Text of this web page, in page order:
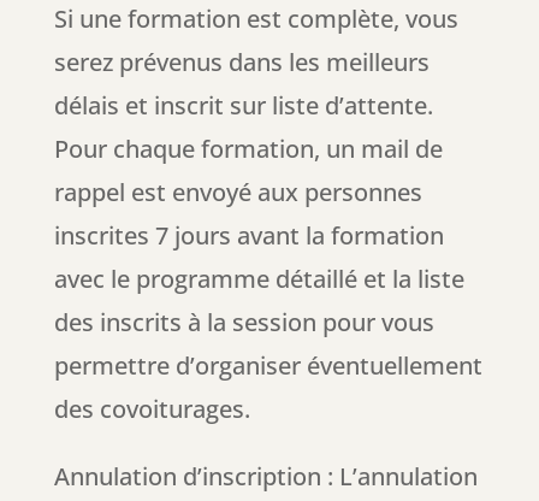
Si une formation est complète, vous
serez prévenus dans les meilleurs
délais et inscrit sur liste d’attente.
Pour chaque formation, un mail de
rappel est envoyé aux personnes
inscrites 7 jours avant la formation
avec le programme détaillé et la liste
des inscrits à la session pour vous
permettre d’organiser éventuellement
des covoiturages.
Annulation d’inscription : L’annulation